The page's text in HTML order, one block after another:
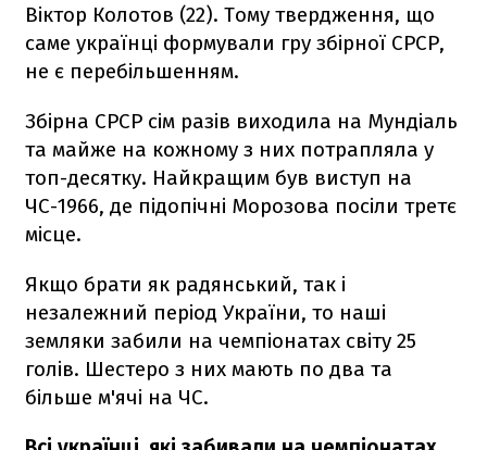
Віктор Колотов (22). Тому твердження, що
саме українці формували гру збірної СРСР,
не є перебільшенням.
Збірна СРСР сім разів виходила на Мундіаль
та майже на кожному з них потрапляла у
топ-десятку. Найкращим був виступ на
ЧС-1966, де підопічні Морозова посіли третє
місце.
Якщо брати як радянський, так і
незалежний період України, то наші
земляки забили на чемпіонатах світу 25
голів. Шестеро з них мають по два та
більше м'ячі на ЧС.